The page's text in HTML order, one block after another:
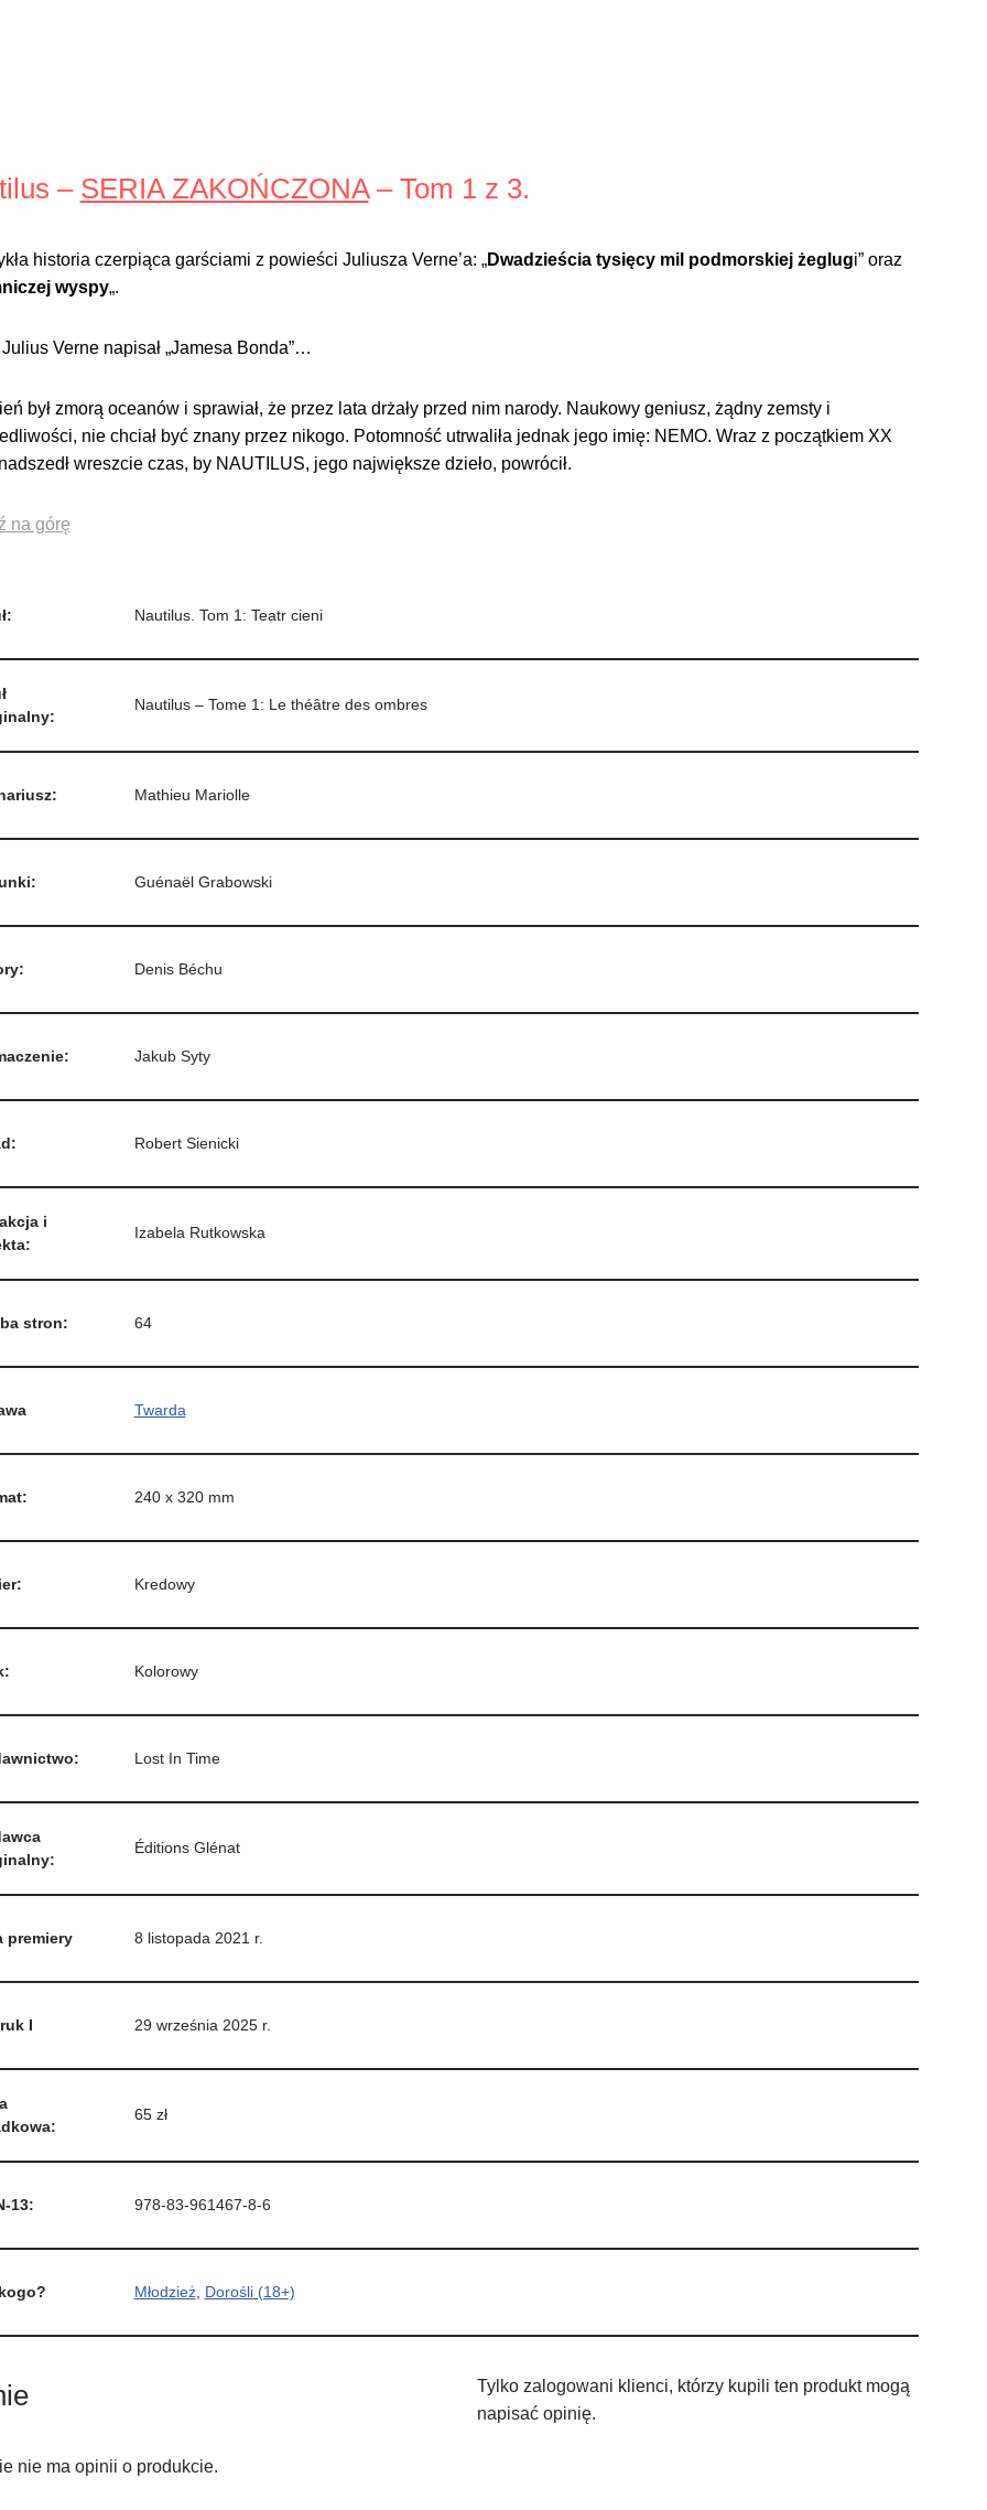
– SERIA ZAKOŃCZONA– Tom 1 z 3.
historia czerpiąca garściami z powieści Juliusza Verne’a: „Dwadzieścia tysięcy mil podmorskiej żeglugi” oraz
wyspy„.
Verne napisał „Jamesa Bonda”…
był zmorą oceanów i sprawiał, że przez lata drżały przed nim narody. Naukowy geniusz, żądny zemsty i
nie chciał być znany przez nikogo. Potomność utrwaliła jednak jego imię: NEMO. Wraz z początkiem XX
wreszcie czas, by NAUTILUS, jego największe dzieło, powrócił.
na górę
Nautilus. Tom 1: Teatr cieni
Nautilus – Tome 1: Le théâtre des ombres
Mathieu Mariolle
Guénaël Grabowski
Denis Béchu
Jakub Syty
Robert Sienicki
i
Izabela Rutkowska
stron: 64
Twarda
240 x 320 mm
Kredowy
Kolorowy
Lost In Time
Éditions Glénat
premiery 8 listopada 2021 r.
I 29 września 2025 r.
65 zł
13: 978-83-961467-8-6
Młodzież, Dorośli (18+)
nie ma opinii o produkcie.
Tylko zalogowani klienci, którzy kupili ten produkt mogą
napisać opinię.